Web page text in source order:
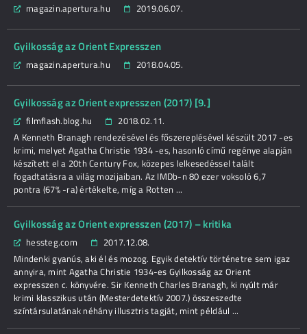
magazin.apertura.hu 2019.06.07.
Gyilkosság az Orient Expresszen
magazin.apertura.hu 2018.04.05.
Gyilkosság az Orient expresszen (2017) [9.]
filmflash.blog.hu
2018.02.11.
A Kenneth Branagh rendezésével és főszereplésével készült 2017 -es
krimi, melyet Agatha Christie 1934 -es, hasonló című regénye alapján
készített el a 20th Century Fox, közepes lelkesedéssel talált
fogadtatásra a világ mozijaiban. Az IMDb-n 80 ezer voksoló 6,7
pontra (67% -ra) értékelte, míg a Rotten ...
Gyilkosság az Orient expresszen (2017) – kritika
hessteg.com
2017.12.08.
Mindenki gyanús, aki él és mozog. Egyik detektív történetre sem igaz
annyira, mint Agatha Christie 1934-es Gyilkosság az Orient
expresszen c. könyvére. Sir Kenneth Charles Branagh, ki nyúlt már
krimi klasszikus után (Mesterdetektív 2007.) összeszedte
színtársulatának néhány illusztris tagját, mint például ...